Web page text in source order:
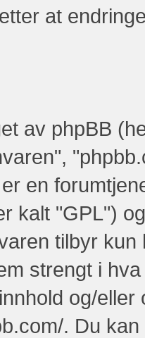
at
av phpBB
en
kalt "GPL")
tilbyr
strengt i
og/
. Du